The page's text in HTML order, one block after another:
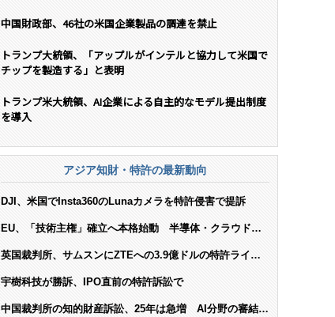
中国財政部、46社の米国企業製品の調達を禁止
トランプ大統領、「アップルがインテルと協力して米国で
チップを製造する」と表明
トランプ米大統領、AI企業による自主的なモデル提出制度
を導入
アジア知財・特許の最新動向
DJI、米国でInsta360のLunaカメラを特許侵害で提訴
EU、「技術主権」確立へ本格始動 半導体・クラウド・
英国裁判所、サムスンにZTEへの3.9億ドルの特許ライセ
宇樹科技が勝訴、IPO直前の特許訴訟で
中国裁判所の知的財産訴訟、25年は急増 AI分野の審結件